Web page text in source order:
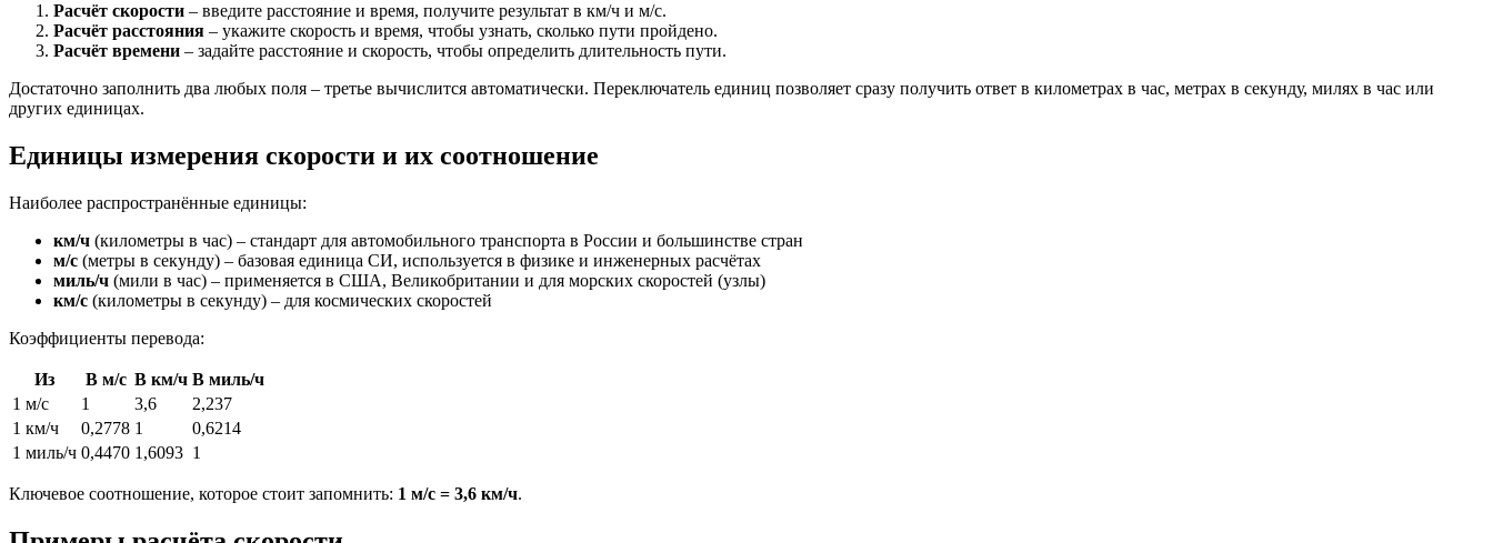
Расчёт скорости – введите расстояние и время, получите результат в км/ч и м/с.
Расчёт расстояния – укажите скорость и время, чтобы узнать, сколько пути пройдено.
Расчёт времени – задайте расстояние и скорость, чтобы определить длительность пути.
Достаточно заполнить два любых поля – третье вычислится автоматически. Переключатель единиц позволяет сразу получить ответ в километрах в час, метрах в секунду, милях в час или
других единицах.
Единицы измерения скорости и их соотношение
Наиболее распространённые единицы:
км/ч (километры в час) – стандарт для автомобильного транспорта в России и большинстве стран
м/с (метры в секунду) – базовая единица СИ, используется в физике и инженерных расчётах
миль/ч (мили в час) – применяется в США, Великобритании и для морских скоростей (узлы)
км/с (километры в секунду) – для космических скоростей
Коэффициенты перевода:
Из В м/с В км/ч В миль/ч
1 м/с
1 3,6
2,237
1 км/ч
0,2778 1
0,6214
1 миль/ч 0,4470 1,6093 1
Ключевое соотношение, которое стоит запомнить: 1 м/с = 3,6 км/ч.